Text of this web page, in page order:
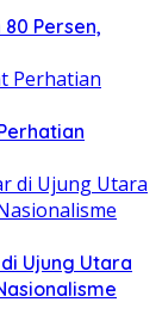
80 Persen,
Ujung Utara